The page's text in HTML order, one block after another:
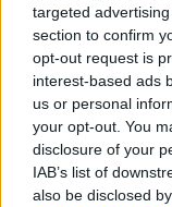
targeted
section to confirm
opt-out request is
interest-based ads
us or personal
your opt-out. You
disclosure of your
IAB’s list of
also be disclosed
Alessandro Tassinari · 7
NEWS